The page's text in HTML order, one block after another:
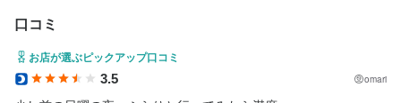
口コミ
お店が選ぶピックアップ口コミ
3.5 omari
環境をご用意しています◎
＼頑張り次第で、誰にでもチャンスがあります／
当社の〈採用〉や〈評価基準〉は、あなたのお人柄や仕事に対す
環境をご用意しています◎
＼頑張り次第で、誰にでもチャンスがあります／
当社の〈採用〉や〈評価基準〉は、あなたのお人柄や仕事に対す
求める人物像
身に付くスキル
包丁さばき ピザ生地づくり・窯焼き
身に付くスキル
包丁さばき ピザ生地づくり・窯焼き
求める人物像